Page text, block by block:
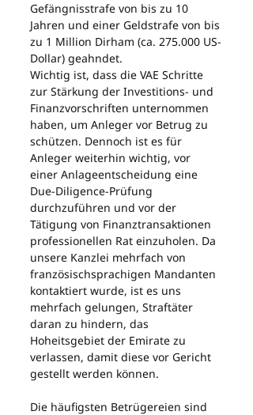
Gefängnisstrafe von bis zu 10
Jahren und einer Geldstrafe von bis
zu 1 Million Dirham (ca. 275.000 US-
Dollar) geahndet.
Wichtig ist, dass die VAE Schritte
zur Stärkung der Investitions- und
Finanzvorschriften unternommen
haben, um Anleger vor Betrug zu
schützen. Dennoch ist es für
Anleger weiterhin wichtig, vor
einer Anlageentscheidung eine
Due-Diligence-Prüfung
durchzuführen und vor der
Tätigung von Finanztransaktionen
professionellen Rat einzuholen. Da
unsere Kanzlei mehrfach von
französischsprachigen Mandanten
kontaktiert wurde, ist es uns
mehrfach gelungen, Straftäter
daran zu hindern, das
Hoheitsgebiet der Emirate zu
verlassen, damit diese vor Gericht
gestellt werden können.
Die häufigsten Betrügereien sind